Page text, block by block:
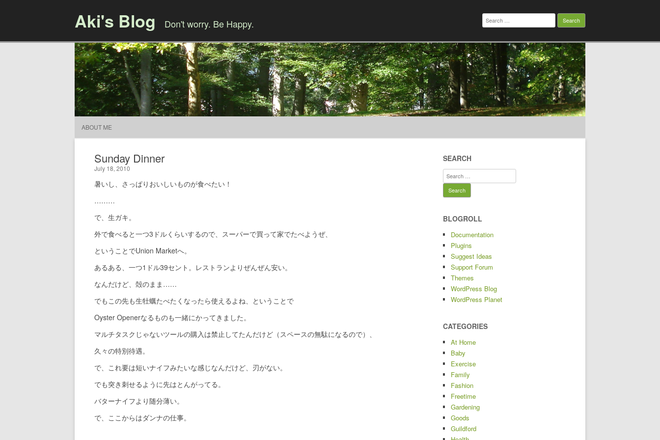
Aki's Blog Don't worry. Be Happy.
Search
for:
ABOUT ME
Sunday Dinner
July 18, 2010
暑いし、さっぱりおいしいものが食べたい！
………
で、生ガキ。
外で食べると一つ3ドルくらいするので、スーパーで買って家でたべようぜ、
ということでUnion Marketへ。
あるある、一つ1ドル39セント。レストランよりぜんぜん安い。
なんだけど、殻のまま……
でもこの先も生牡蠣たべたくなったら使えるよね、ということで
Oyster Openerなるものも一緒にかってきました。
マルチタスクじゃないツールの購入は禁止してたんだけど（スペースの無駄になるので）、
久々の特別待遇。
で、これ要は短いナイフみたいな感じなんだけど、刃がない。
でも突き刺せるように先はとんがってる。
バターナイフより随分薄い。
で、ここからはダンナの仕事。
SEARCH
Search
for:
BLOGROLL
Documentation
Plugins
Suggest Ideas
Support Forum
Themes
WordPress Blog
WordPress Planet
CATEGORIES
At Home
Baby
Exercise
Family
Fashion
Freetime
Gardening
Goods
Guildford